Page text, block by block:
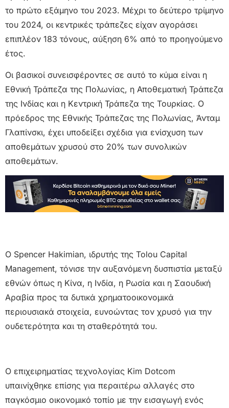
το πρώτο εξάμηνο του 2023. Μέχρι το δεύτερο τρίμηνο
του 2024, οι κεντρικές τράπεζες είχαν αγοράσει
επιπλέον 183 τόνους, αύξηση 6% από το προηγούμενο
έτος.
Οι βασικοί συνεισφέροντες σε αυτό το κύμα είναι η
Εθνική Τράπεζα της Πολωνίας, η Αποθεματική Τράπεζα
της Ινδίας και η Κεντρική Τράπεζα της Τουρκίας. Ο
πρόεδρος της Εθνικής Τράπεζας της Πολωνίας, Άνταμ
Γλαπίνσκι, έχει υποδείξει σχέδια για ενίσχυση των
αποθεμάτων χρυσού στο 20% των συνολικών
αποθεμάτων.
Ο Spencer Hakimian, ιδρυτής της Tolou Capital
Management, τόνισε την αυξανόμενη δυσπιστία μεταξύ
εθνών όπως η Κίνα, η Ινδία, η Ρωσία και η Σαουδική
Αραβία προς τα δυτικά χρηματοοικονομικά
περιουσιακά στοιχεία, ευνοώντας τον χρυσό για την
ουδετερότητα και τη σταθερότητά του.
Ο επιχειρηματίας τεχνολογίας Kim Dotcom
υπαινίχθηκε επίσης για περαιτέρω αλλαγές στο
παγκόσμιο οικονομικό τοπίο με την εισαγωγή ενός